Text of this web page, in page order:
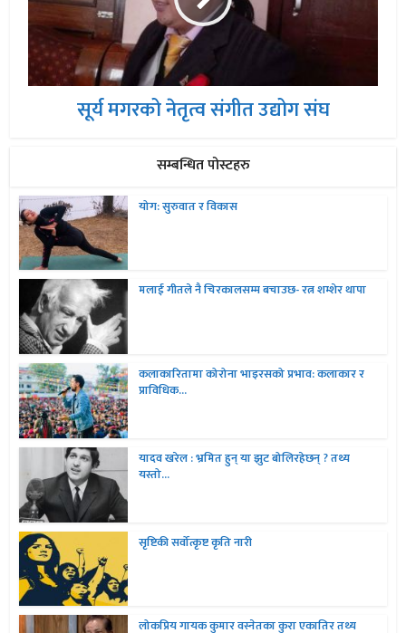
सूर्य मगरको नेतृत्व संगीत उद्योग संघ
सम्बन्धित पोस्टहरु
योग: सुरुवात र विकास
मलाई गीतले नै चिरकालसम्म बचाउछ- रत्न शम्शेर थापा
कलाकारितामा कोरोना भाइरसको प्रभाव: कलाकार र
प्राविधिक...
यादव खरेल : भ्रमित हुन् या झुट बोलिरहेछन् ? तथ्य
यस्तो...
सृष्टिकी सर्वोत्कृष्ट कृति नारी
लोकप्रिय गायक कुमार वस्नेतका कुरा एकातिर तथ्य